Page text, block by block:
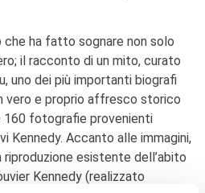
Francia
spazi
amis
che ha fatto sognare non solo
il racconto di un mito, curato
uno dei più importanti biografi
vero e proprio affresco storico
fotografie provenienti
Kennedy. Accanto alle immagini,
riproduzione esistente dell’abito
Kennedy (realizzato